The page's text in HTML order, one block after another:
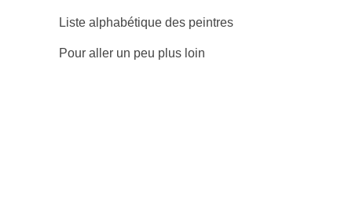
Liste alphabétique des peintres
Pour aller un peu plus loin